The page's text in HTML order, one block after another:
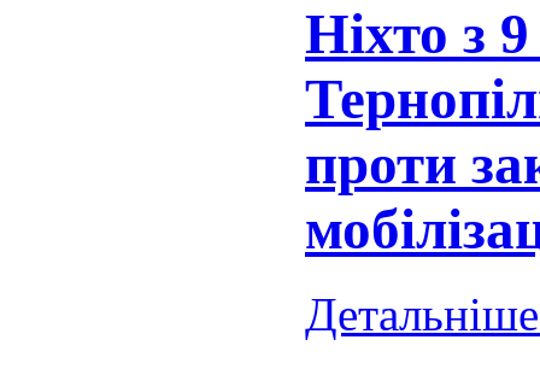
Ніхто з
проти